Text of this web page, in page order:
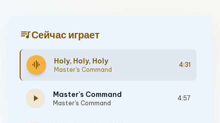
queue_musicСейчас играет
graphic_eq Holy, Holy, Holy
Master's Command
4:31
play_arrow Master's Command
Master's Command
4:57